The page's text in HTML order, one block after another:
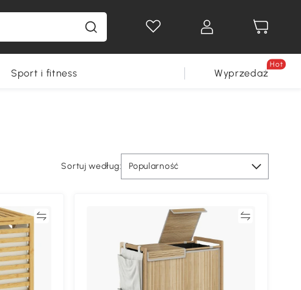
Sport i fitness Wyprzedaż
Hot
Sortuj według: Popularność
Porównywać